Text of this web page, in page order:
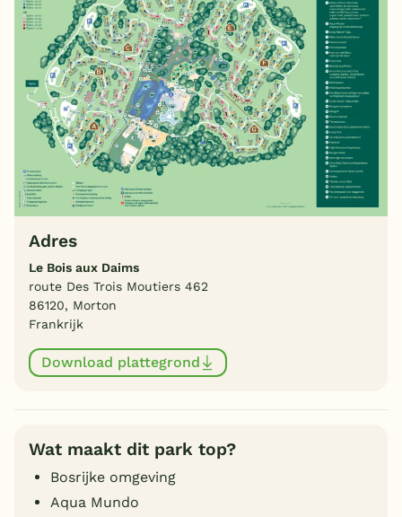
Adres
Le Bois aux Daims
route Des Trois Moutiers 462
86120, Morton
Frankrijk
Download plattegrond
Wat maakt dit park top?
Bosrijke omgeving
Aqua Mundo